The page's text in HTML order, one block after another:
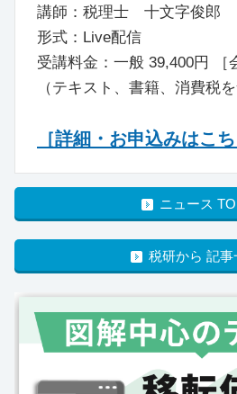
講師：税理士 十文字俊郎
形式：Live配信
受講料金：一般 39,400円 ［
（テキスト、書籍、消費税を
［詳細・お申込みはこち
ニュース
税研から 記事